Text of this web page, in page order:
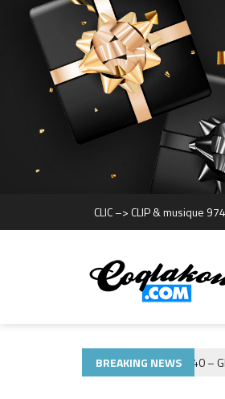
CLIC –> CLIP & musique 974
BREAKING NEWS
MUSIQUE 974 ADE440 –